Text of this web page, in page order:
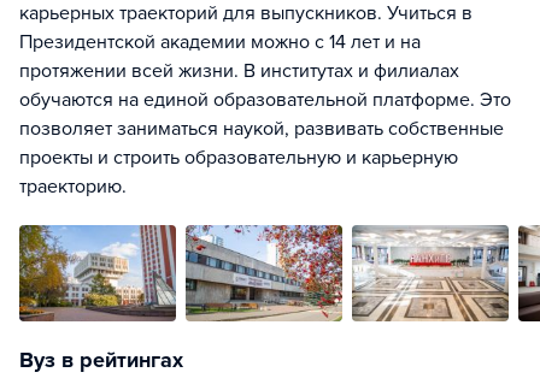
карьерных траекторий для выпускников. Учиться в
Президентской академии можно с 14 лет и на
протяжении всей жизни. В институтах и филиалах
обучаются на единой образовательной платформе. Это
позволяет заниматься наукой, развивать собственные
проекты и строить образовательную и карьерную
траекторию.
Вуз в рейтингах